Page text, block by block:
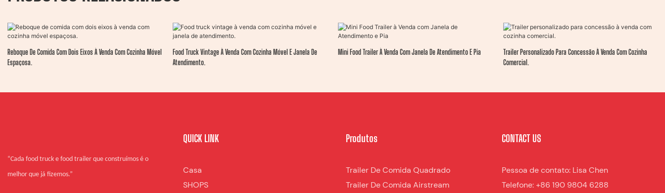
Reboque De Comida Com Dois Eixos À Venda Com Cozinha Móvel
Espaçosa.
Food Truck Vintage À Venda Com Cozinha Móvel E Janela De
Atendimento.
Mini Food Trailer À Venda Com Janela De Atendimento E Pia
Trailer Personalizado Para Concessão À Venda Com Cozinha
Comercial.
“Cada food truck e food trailer que construímos é o
melhor que já fizemos.”
QUICK LINK
Casa
SHOPS
Produtos
Trailer De Comida Quadrado
Trailer De Comida Airstream
CONTACT US
Pessoa de contato: Lisa Chen
Telefone: +86 190 9804 6288